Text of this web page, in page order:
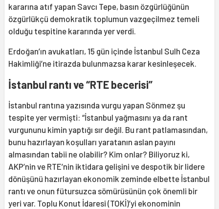
kararına atıf yapan Savcı Tepe, basın özgürlüğünün
özgürlükçü demokratik toplumun vazgeçilmez temeli
olduğu tespitine kararında yer verdi.
Erdoğan’ın avukatları, 15 gün içinde İstanbul Sulh Ceza
Hakimliği’ne itirazda bulunmazsa karar kesinleşecek.
İstanbul rantı ve “RTE becerisi”
İstanbul rantına yazısında vurgu yapan Sönmez şu
tespite yer vermişti: “İstanbul yağmasını ya da rant
vurgununu kimin yaptığı sır değil. Bu rant patlamasından,
bunu hazırlayan koşulları yaratanın aslan payını
almasından tabii ne olabilir? Kim onlar? Biliyoruz ki,
AKP’nin ve RTE’nin iktidara gelişini ve despotik bir lidere
dönüşünü hazırlayan ekonomik zeminde elbette İstanbul
rantı ve onun fütursuzca sömürüsünün çok önemli bir
yeri var. Toplu Konut İdaresi (TOKİ)’yi ekonominin